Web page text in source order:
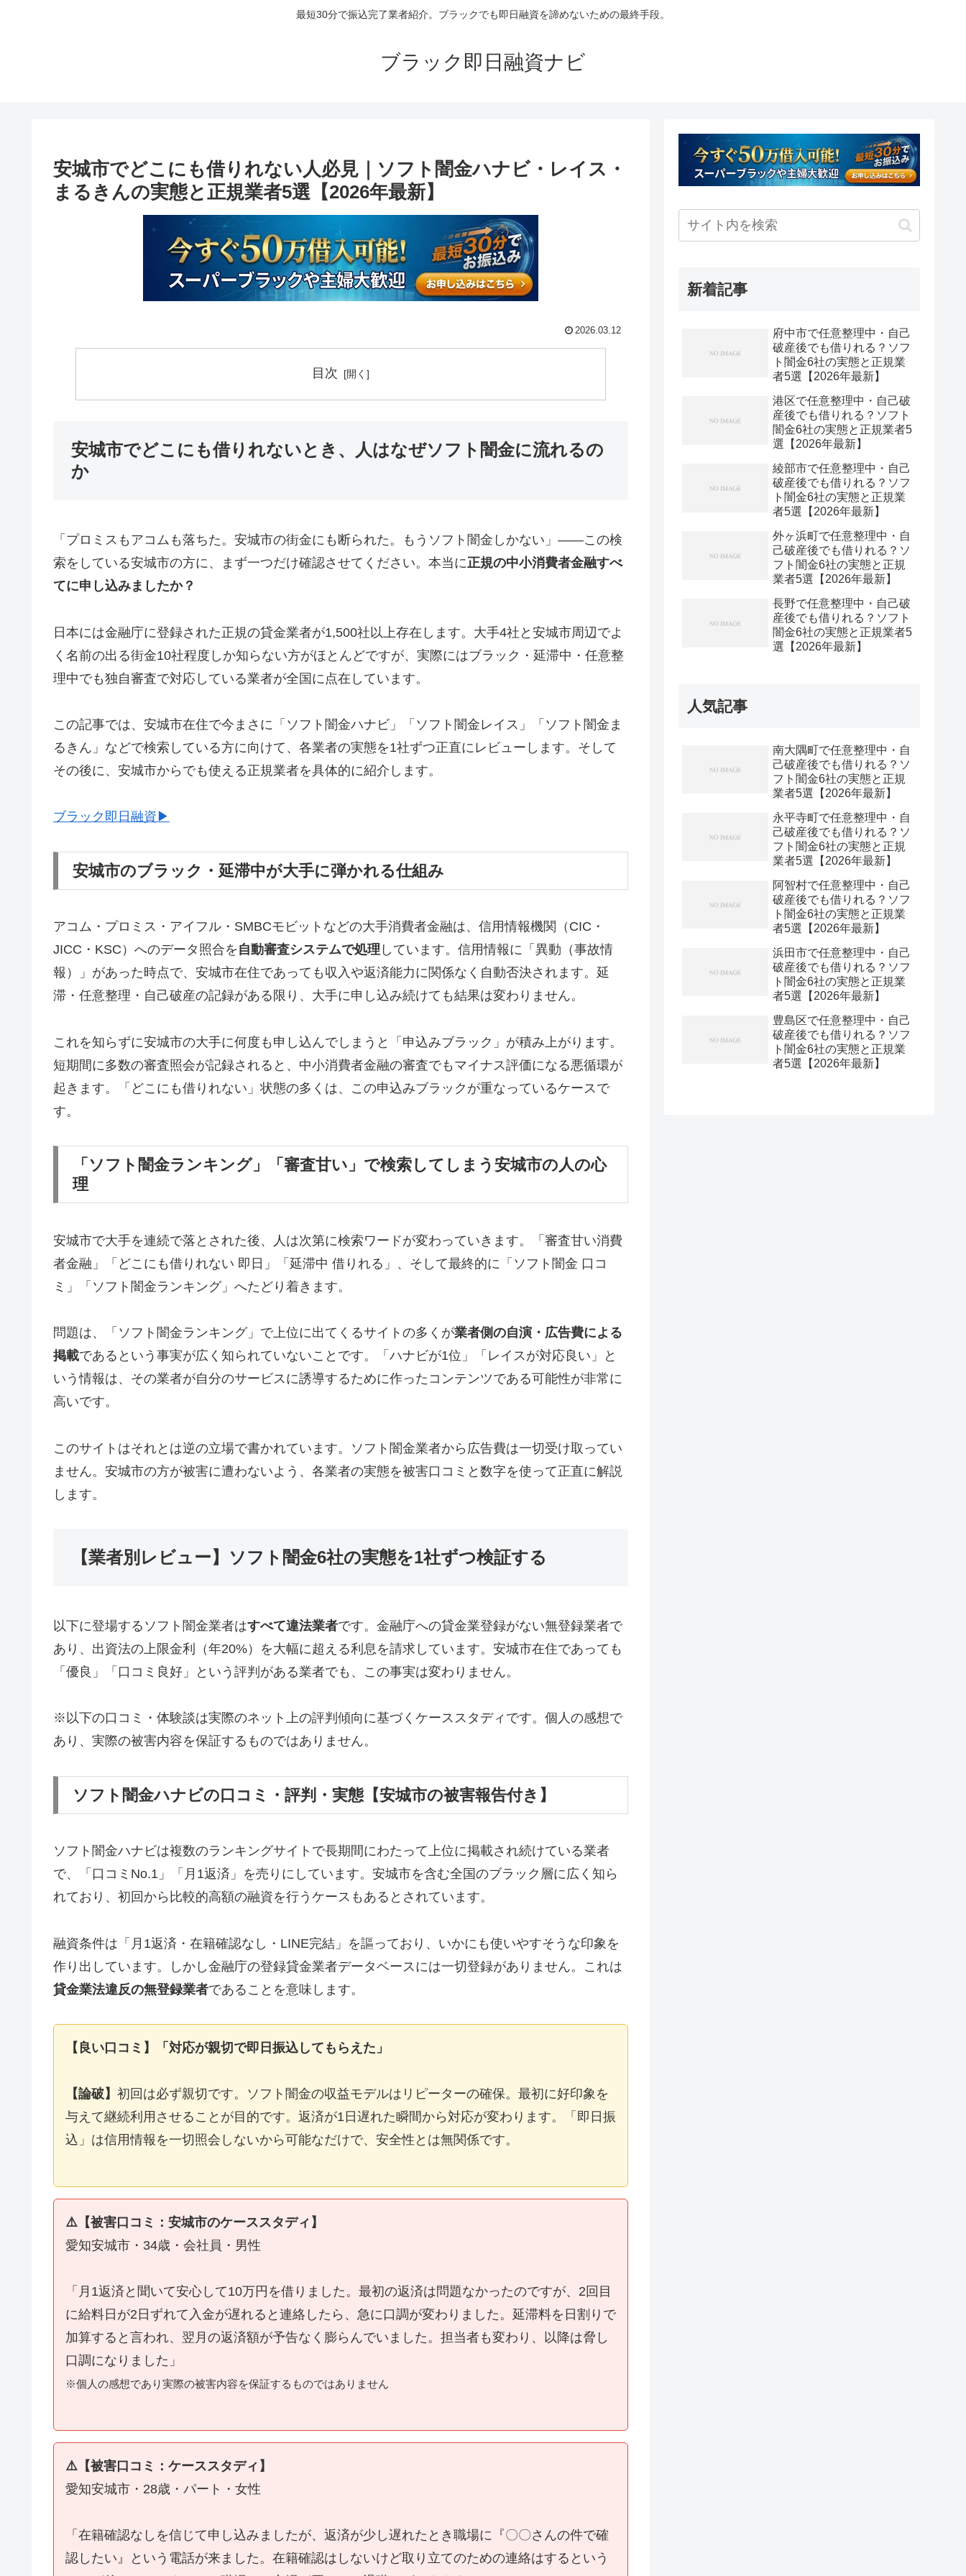
最短30分で振込完了業者紹介。ブラックでも即日融資を諦めないための最終手段。
ブラック即日融資ナビ
安城市でどこにも借りれない人必見｜ソフト闇金ハナビ・レイス・
まるきんの実態と正規業者5選【2026年最新】
2026.03.12
目次
安城市でどこにも借りれないとき、人はなぜソフト闇金に流れるの
か
「プロミスもアコムも落ちた。安城市の街金にも断られた。もうソフト闇金しかない」——この検
索をしている安城市の方に、まず一つだけ確認させてください。本当に正規の中小消費者金融すべ
てに申し込みましたか？
日本には金融庁に登録された正規の貸金業者が1,500社以上存在します。大手4社と安城市周辺でよ
く名前の出る街金10社程度しか知らない方がほとんどですが、実際にはブラック・延滞中・任意整
理中でも独自審査で対応している業者が全国に点在しています。
この記事では、安城市在住で今まさに「ソフト闇金ハナビ」「ソフト闇金レイス」「ソフト闇金ま
るきん」などで検索している方に向けて、各業者の実態を1社ずつ正直にレビューします。そして
その後に、安城市からでも使える正規業者を具体的に紹介します。
ブラック即日融資▶
安城市のブラック・延滞中が大手に弾かれる仕組み
アコム・プロミス・アイフル・SMBCモビットなどの大手消費者金融は、信用情報機関（CIC・
JICC・KSC）へのデータ照合を 自動審査システムで処理 しています。信用情報に「異動（事故情
報）」があった時点で、安城市在住であっても収入や返済能力に関係なく自動否決されます。延
滞・任意整理・自己破産の記録がある限り、大手に申し込み続けても結果は変わりません。
これを知らずに安城市の大手に何度も申し込んでしまうと「申込みブラック」が積み上がります。
短期間に多数の審査照会が記録されると、中小消費者金融の審査でもマイナス評価になる悪循環が
起きます。「どこにも借りれない」状態の多くは、この申込みブラックが重なっているケースで
す。
「ソフト闇金ランキング」「審査甘い」で検索してしまう安城市の人の心
理
安城市で大手を連続で落とされた後、人は次第に検索ワードが変わっていきます。「審査甘い消費
者金融」「どこにも借りれない 即日」「延滞中 借りれる」、そして最終的に「ソフト闇金 口コ
ミ」「ソフト闇金ランキング」へたどり着きます。
問題は、「ソフト闇金ランキング」で上位に出てくるサイトの多くが業者側の自演・広告費による
掲載であるという事実が広く知られていないことです。「ハナビが1位」「レイスが対応良い」と
いう情報は、その業者が自分のサービスに誘導するために作ったコンテンツである可能性が非常に
高いです。
このサイトはそれとは逆の立場で書かれています。ソフト闇金業者から広告費は一切受け取ってい
ません。安城市の方が被害に遭わないよう、各業者の実態を被害口コミと数字を使って正直に解説
します。
【業者別レビュー】ソフト闇金6社の実態を1社ずつ検証する
以下に登場するソフト闇金業者はすべて違法業者です。金融庁への貸金業登録がない無登録業者で
あり、出資法の上限金利（年20%）を大幅に超える利息を請求しています。安城市在住であっても
「優良」「口コミ良好」という評判がある業者でも、この事実は変わりません。
※以下の口コミ・体験談は実際のネット上の評判傾向に基づくケーススタディです。個人の感想で
あり、実際の被害内容を保証するものではありません。
ソフト闇金ハナビの口コミ・評判・実態【安城市の被害報告付き】
ソフト闇金ハナビは複数のランキングサイトで長期間にわたって上位に掲載され続けている業者
で、「口コミNo.1」「月1返済」を売りにしています。安城市を含む全国のブラック層に広く知ら
れており、初回から比較的高額の融資を行うケースもあるとされています。
融資条件は「月1返済・在籍確認なし・LINE完結」を謳っており、いかにも使いやすそうな印象を
作り出しています。しかし金融庁の登録貸金業者データベースには一切登録がありません。これは
貸金業法違反の無登録業者であることを意味します。
【良い口コミ】「対応が親切で即日振込してもらえた」
【論破】 初回は必ず親切です。ソフト闇金の収益モデルはリピーターの確保。最初に好印象を
与えて継続利用させることが目的です。返済が1日遅れた瞬間から対応が変わります。「即日振
込」は信用情報を一切照会しないから可能なだけで、安全性とは無関係です。
⚠️【被害口コミ：安城市のケーススタディ】
愛知安城市・34歳・会社員・男性
「月1返済と聞いて安心して10万円を借りました。最初の返済は問題なかったのですが、2回目
に給料日が2日ずれて入金が遅れると連絡したら、急に口調が変わりました。延滞料を日割りで
加算すると言われ、翌月の返済額が予告なく膨らんでいました。担当者も変わり、以降は脅し
口調になりました」
※個人の感想であり実際の被害内容を保証するものではありません
⚠️【被害口コミ：ケーススタディ】
愛知安城市・28歳・パート・女性
「在籍確認なしを信じて申し込みましたが、返済が少し遅れたとき職場に『〇〇さんの件で確
認したい』という電話が来ました。在籍確認はしないけど取り立てのための連絡はするという
新着記事
府中市で任意整理中・自己
破産後でも借りれる？ソフ
ト闇金6社の実態と正規業
者5選【2026年最新】
港区で任意整理中・自己破
産後でも借りれる？ソフト
闇金6社の実態と正規業者5
選【2026年最新】
綾部市で任意整理中・自己
破産後でも借りれる？ソフ
ト闇金6社の実態と正規業
者5選【2026年最新】
外ヶ浜町で任意整理中・自
己破産後でも借りれる？ソ
フト闇金6社の実態と正規
業者5選【2026年最新】
長野で任意整理中・自己破
産後でも借りれる？ソフト
闇金6社の実態と正規業者5
選【2026年最新】
人気記事
南大隅町で任意整理中・自
己破産後でも借りれる？ソ
フト闇金6社の実態と正規
業者5選【2026年最新】
永平寺町で任意整理中・自
己破産後でも借りれる？ソ
フト闇金6社の実態と正規
業者5選【2026年最新】
阿智村で任意整理中・自己
破産後でも借りれる？ソフ
ト闇金6社の実態と正規業
者5選【2026年最新】
浜田市で任意整理中・自己
破産後でも借りれる？ソフ
ト闇金6社の実態と正規業
者5選【2026年最新】
豊島区で任意整理中・自己
破産後でも借りれる？ソフ
ト闇金6社の実態と正規業
者5選【2026年最新】